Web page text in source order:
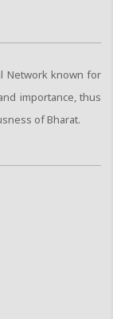
Network known for
importance, thus
of Bharat.